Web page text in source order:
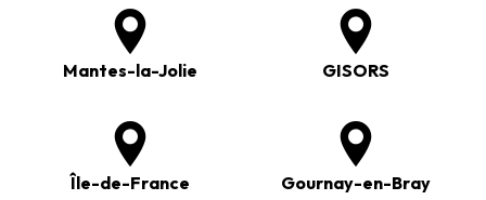
Mantes-la-Jolie GISORS
Île-de-France Gournay-en-Bray